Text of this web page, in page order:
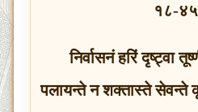
१८-
निर्वासनं हरिं दृष्ट्वा
पलायन्ते न शक्तास्ते